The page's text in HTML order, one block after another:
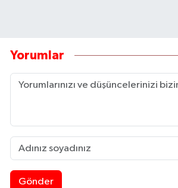
Yorumlar
Gönder